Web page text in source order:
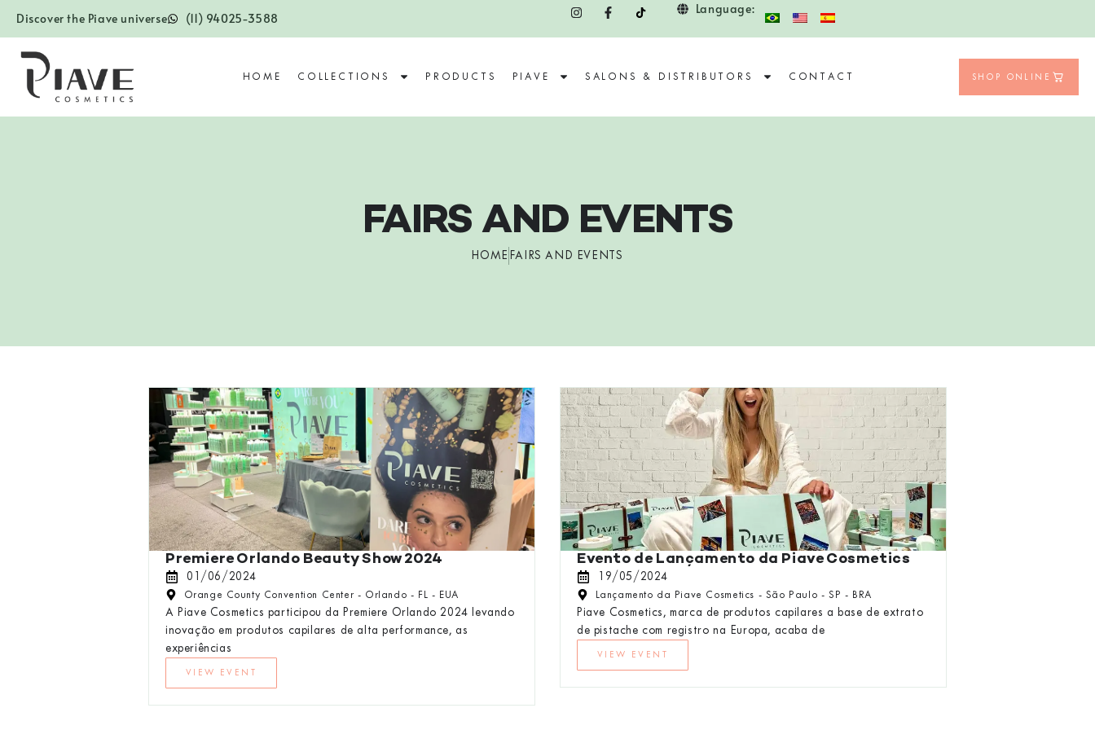
Discover the Piave universe (11) 94025-3588
Language:
HOME COLLECTIONS PRODUCTS PIAVE SALONS & DISTRIBUTORS CONTACT SHOP ONLINE
FAIRS AND EVENTS
HOME FAIRS AND EVENTS
Premiere Orlando Beauty Show 2024
01/06/2024
Orange County Convention Center - Orlando - FL - EUA
A Piave Cosmetics participou da Premiere Orlando 2024 levando
inovação em produtos capilares de alta performance, as
experiências
VIEW EVENT
Evento de Lançamento da Piave Cosmetics
19/05/2024
Lançamento da Piave Cosmetics - São Paulo - SP - BRA
Piave Cosmetics, marca de produtos capilares a base de extrato
de pistache com registro na Europa, acaba de
VIEW EVENT